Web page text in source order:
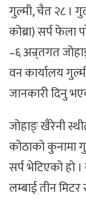
गुल्मी, चैत २८ ।
कोब्रा) सर्प फेला
–६ अन्र्तगत
वन कार्यालय
जानकारी दिनु
जोहाङ् खैरेनी
कोठाको कुनामा
सर्प भेटिएको हो
लम्बाई तीन